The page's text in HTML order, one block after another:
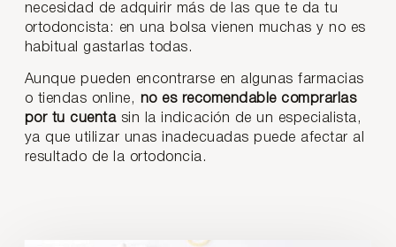
necesidad de adquirir más de las que te da tu
ortodoncista: en una bolsa vienen muchas y no es
habitual gastarlas todas.
Aunque pueden encontrarse en algunas farmacias
o tiendas online, no es recomendable comprarlas
por tu cuentasin la indicación de un especialista,
ya que utilizar unas inadecuadas puede afectar al
resultado de la ortodoncia.